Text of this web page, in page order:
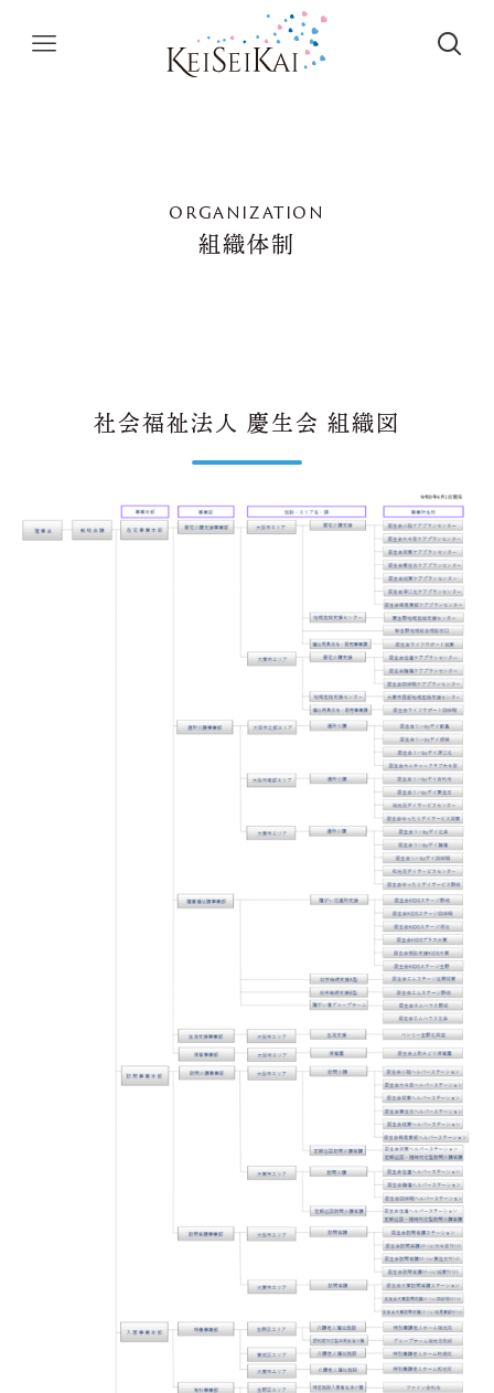
organization
組織体制
社会福祉法人 慶生会 組織図